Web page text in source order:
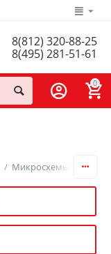
8(812) 320-88-25
8(495) 281-51-61
0
/ Микросхемы